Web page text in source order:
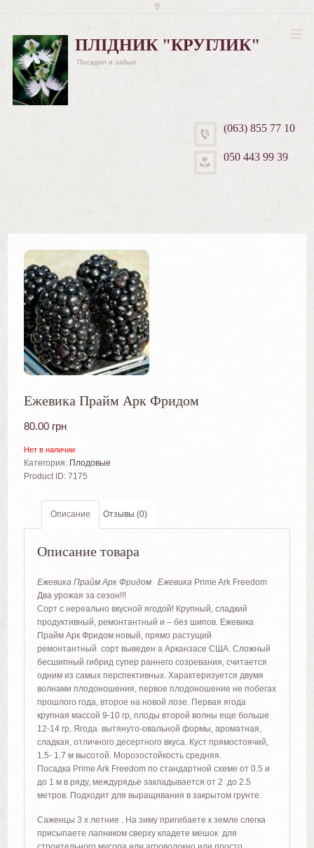
ПЛІДНИК "КРУГЛИК"
Посадил и забыл
(063) 855 77 10
050 443 99 39
Ежевика Прайм Арк Фридом
80.00 грн
Нет в наличии
Категория: Плодовые
Product ID: 7175
Описание Отзывы (0)
Описание товара
Ежевика Прайм Арк Фридом Ежевика Prime Ark Freedom
Два урожая за сезон!!!
Сорт с нереально вкусной ягодой! Крупный, сладкий
продуктивный, ремонтантный и – без шипов. Ежевика
Прайм Арк Фридом новый, прямо растущий
ремонтантный сорт выведен а Арканзасе США. Сложный
бесшипный гибрид супер раннего созревания, считается
одним из самых перспективных. Характеризуется двумя
волнами плодоношения, первое плодоношение не побегах
прошлого года, второе на новой лозе. Первая ягода
крупная массой 9-10 гр, плоды второй волны еще больше
12-14 гр. Ягода вытянуто-овальной формы, ароматная,
сладкая, отличного десертного вкуса. Куст прямостоячий,
1.5- 1.7 м высотой. Морозостойкость средняя.
Посадка Prime Ark Freedom по стандартной схеме от 0.5 и
до 1 м в ряду, междурядье закладывается от 2 до 2.5
метров. Подходит для выращивания в закрытом грунте.
Саженцы 3 х летние . На зиму пригибаете к земле слегка
присыпаете лапником сверху кладете мешок для